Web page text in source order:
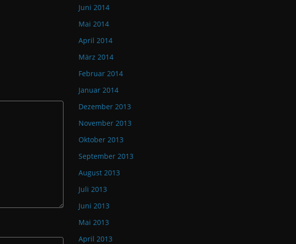
Juni 2014
Mai 2014
April 2014
März 2014
Februar 2014
Januar 2014
Dezember 2013
November 2013
Oktober 2013
September 2013
August 2013
Juli 2013
Juni 2013
Mai 2013
April 2013